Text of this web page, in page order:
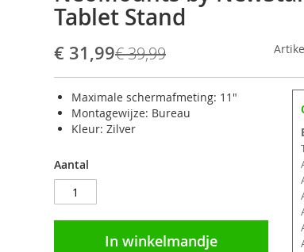
Tablet Stand
Speciale
prijs
€ 31,99€ 39,99
Maximale schermafmeting: 11"
Montagewijze: Bureau
Kleur: Zilver
Aantal
In winkelmandje